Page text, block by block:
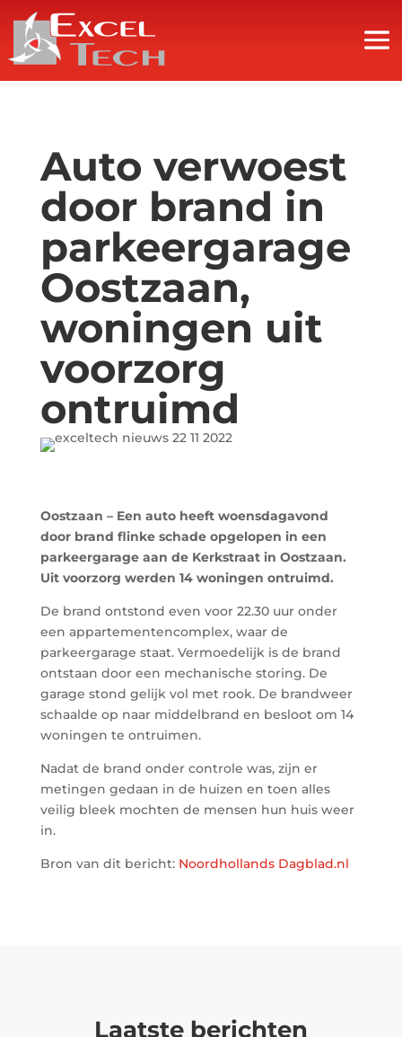
Auto verwoest
door brand in
parkeergarage
Oostzaan,
woningen uit
voorzorg
ontruimd
Oostzaan – Een auto heeft woensdagavond
door brand flinke schade opgelopen in een
parkeergarage aan de Kerkstraat in Oostzaan.
Uit voorzorg werden 14 woningen ontruimd.
De brand ontstond even voor 22.30 uur onder
een appartementencomplex, waar de
parkeergarage staat. Vermoedelijk is de brand
ontstaan door een mechanische storing. De
garage stond gelijk vol met rook. De brandweer
schaalde op naar middelbrand en besloot om 14
woningen te ontruimen.
Nadat de brand onder controle was, zijn er
metingen gedaan in de huizen en toen alles
veilig bleek mochten de mensen hun huis weer
in.
Bron van dit bericht: Noordhollands Dagblad.nl
Laatste berichten